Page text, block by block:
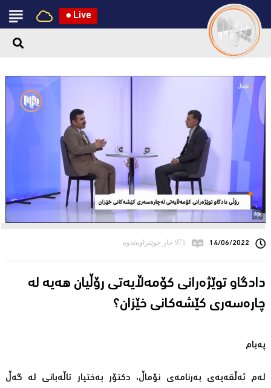
● Live
14/06/2022 971 جار خوێنراوەتەوە
دادگاو توێژەرانی کۆمەڵایەتی رۆڵیان هەیە لە
چارەسەری کێشەکانی خێزان؟
پەیام
لەم ئەڵقەیەی بەرنامەی نۆماڵ، دکتۆر بەختیار تاڵەبانی لە گەڵ